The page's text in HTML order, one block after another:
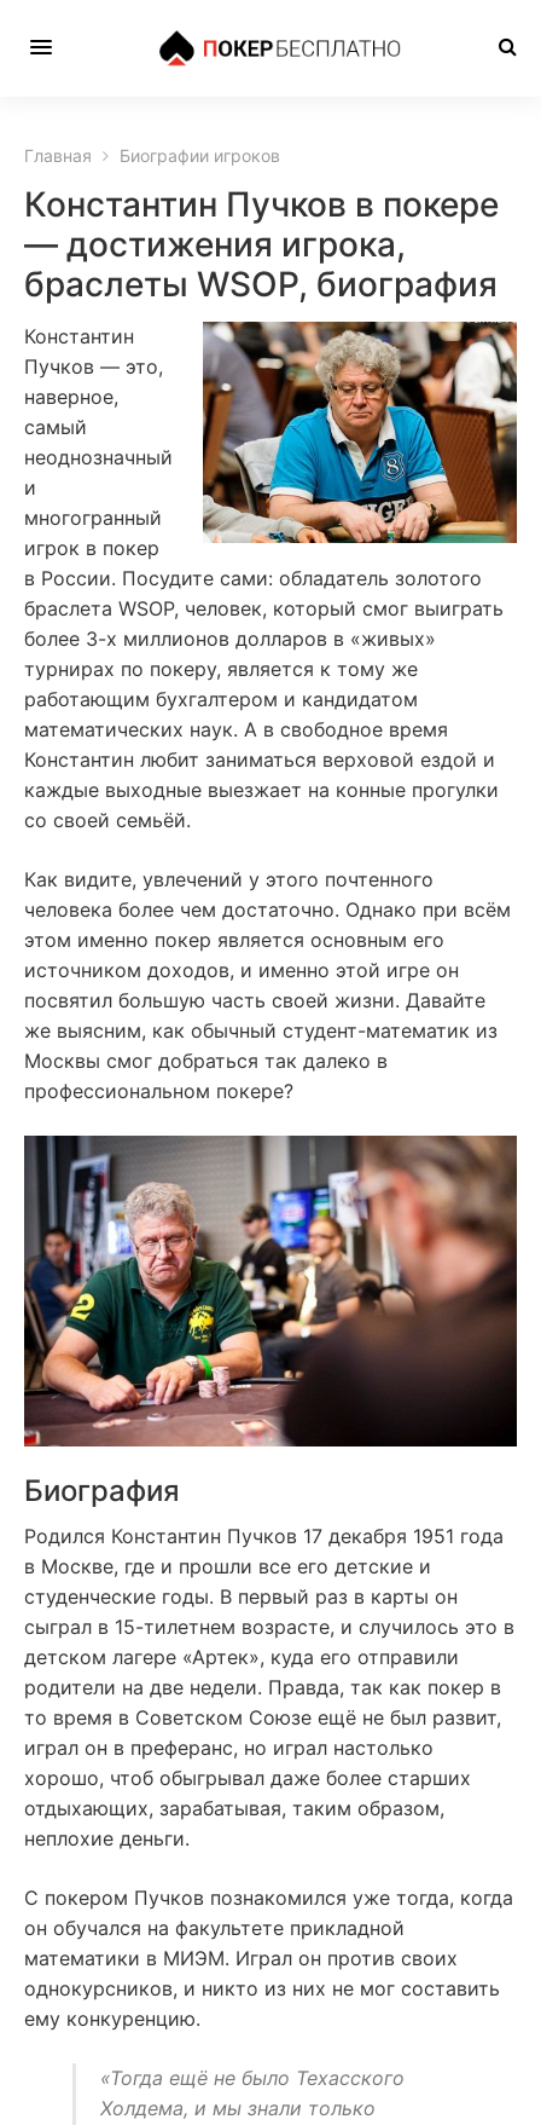
Главная Биографии игроков
Константин Пучков в покере
— достижения игрока,
браслеты WSOP, биография
Константин
Пучков — это,
наверное,
самый
неоднозначный
и
многогранный
игрок в покер
в России. Посудите сами: обладатель золотого
браслета WSOP, человек, который смог выиграть
более 3-х миллионов долларов в «живых»
турнирах по покеру, является к тому же
работающим бухгалтером и кандидатом
математических наук. А в свободное время
Константин любит заниматься верховой ездой и
каждые выходные выезжает на конные прогулки
со своей семьёй.
Как видите, увлечений у этого почтенного
человека более чем достаточно. Однако при всём
этом именно покер является основным его
источником доходов, и именно этой игре он
посвятил большую часть своей жизни. Давайте
же выясним, как обычный студент-математик из
Москвы смог добраться так далеко в
профессиональном покере?
Биография
Родился Константин Пучков 17 декабря 1951 года
в Москве, где и прошли все его детские и
студенческие годы. В первый раз в карты он
сыграл в 15-тилетнем возрасте, и случилось это в
детском лагере «Артек», куда его отправили
родители на две недели. Правда, так как покер в
то время в Советском Союзе ещё не был развит,
играл он в преферанс, но играл настолько
хорошо, чтоб обыгрывал даже более старших
отдыхающих, зарабатывая, таким образом,
неплохие деньги.
С покером Пучков познакомился уже тогда, когда
он обучался на факультете прикладной
математики в МИЭМ. Играл он против своих
однокурсников, и никто из них не мог составить
ему конкуренцию.
«Тогда ещё не было Техасского
Холдема, и мы знали только